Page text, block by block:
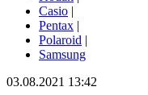
Casio |
Pentax |
Polaroid |
Samsung
03.08.2021 13:42